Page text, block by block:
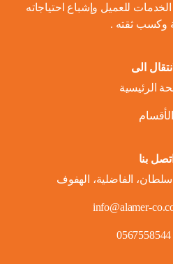
للعميل وإشباع احتياجاته
وكسب ثقته .
الى
الرئيسية
الأقسام
اتصل بنا
الفاضلية، الهفوف
info@alamer-
0567558544